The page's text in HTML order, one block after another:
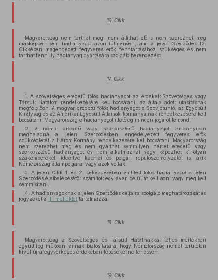
16. Cikk
Magyarország nem tarthat meg, nem állíthat elő s nem szerezhet meg
másképpen sem hadianyagot azon túlmenően, ami a jelen Szerződés 12.
Cikkében megengedett fegyveres erők fenntartásához szükséges és nem
tarthat fenn ily hadianyag gyártására szolgáló berendezést.
17. Cikk
1. A szövetséges eredetű fölös hadianyagot az érdekelt Szövetséges vagy
Társult Hatalom rendelkezésére kell bocsátani, az általa adott utasításnak
megfelelően. A magyar eredetű fölös hadianyagot a Szovjetunió, az Egyesült
Királyság és az Amerikai Egyesült Államok kormányainak rendelkezésére kell
bocsátani. Magyarország e hadianyagot illetőleg minden jogáról lemond.
2. A német eredetű vagy szerkesztésű hadianyagot, amennyiben
meghaladná a jelen Szerződésben engedélyezett fegyveres erők
szükségletét, a Három Kormány rendelkezésére kell bocsátani. Magyarország
nem szerezhet meg és nem gyárthat semmilyen német eredetű vagy
szerkesztésű hadianyagot és nem alkalmazhat vagy képezhet ki olyan
szakembereket, ideértve katonai és polgári repülőszemélyzetet is, akik
Németország állampolgárai vagy azok voltak.
3. A jelen Cikk 1. és 2. bekezdésében említett fölös hadianyagot a jelen
Szerződés életbelépésétől számított egy éven belül át kell adni vagy meg kell
semmisíteni.
4. A hadianyagoknak a jelen Szerződés céljaira szolgáló meghatározását és
jegyzékét a III. melléklettartalmazza.
18. Cikk
Magyarország a Szövetséges és Társult Hatalmakkal teljes mértékben
együtt fog működni annak biztosítására, hogy Németország német területen
kívül újrafegyverkezés érdekében lépéseket ne tehessen.
19. Cikk